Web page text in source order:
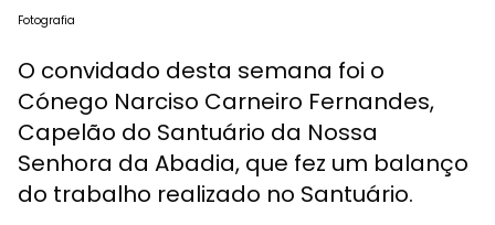
Fotografia
O convidado desta semana foi o
Cónego Narciso Carneiro Fernandes,
Capelão do Santuário da Nossa
Senhora da Abadia, que fez um balanço
do trabalho realizado no Santuário.